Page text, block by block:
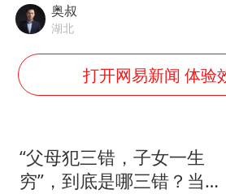
辽宁省深化
浙江省发出
生产也能“拼
央视新主播
奥叔
湖北
打开网易新闻 体验
“父母犯三错，子女一生
穷”，到底是哪三错？当父